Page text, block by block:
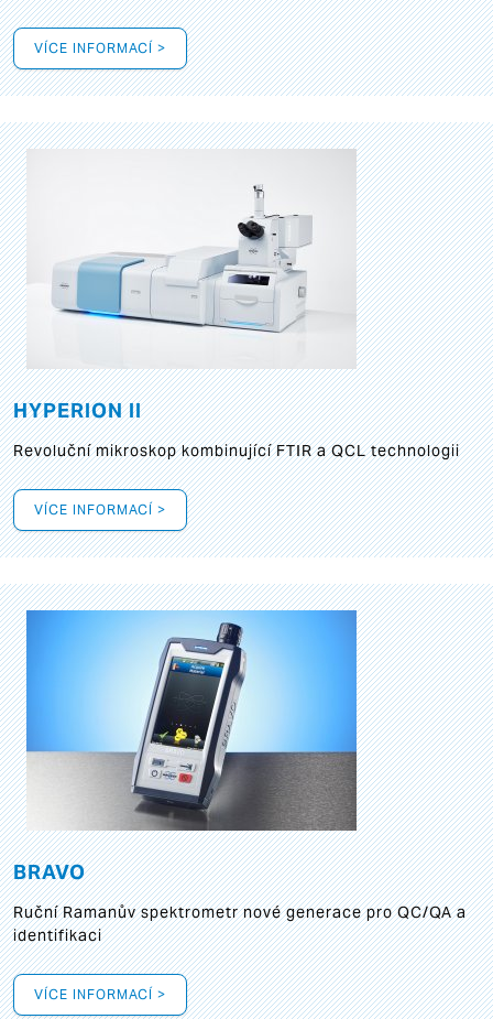
VÍCE INFORMACÍ >
HYPERION II
Revoluční mikroskop kombinující FTIR a QCL technologii
VÍCE INFORMACÍ >
BRAVO
Ruční Ramanův spektrometr nové generace pro QC/QA a
identifikaci
VÍCE INFORMACÍ >